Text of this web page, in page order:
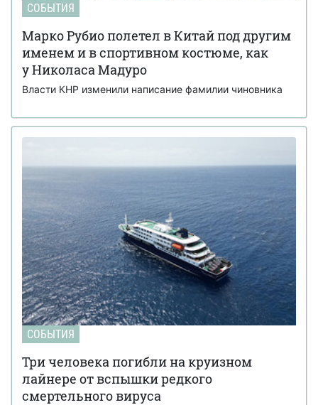
СОБЫТИЯ
Марко Рубио полетел в Китай под другим
именем и в спортивном костюме, как
у Николаса Мадуро
Власти КНР изменили написание фамилии чиновника
СОБЫТИЯ
Три человека погибли на круизном
лайнере от вспышки редкого
смертельного вируса